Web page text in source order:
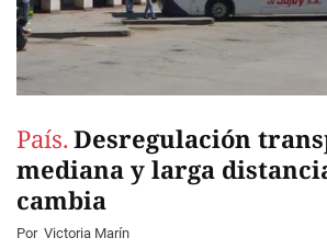
País. Desregulación
mediana y larga
cambia
Por Victoria Marín